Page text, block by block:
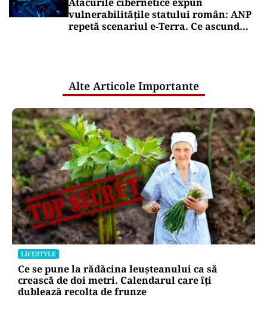
vulnerabilitățile statului român: ANP
repetă scenariul e‑Terra. Ce ascund
Alte Articole Importante
LIFESTYLE
Ce se pune la rădăcina leușteanului ca să
crească de doi metri. Calendarul care îți
dublează recolta de frunze